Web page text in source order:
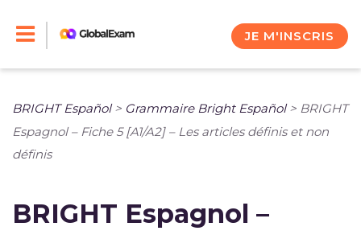
JE M'INSCRIS
BRIGHT Español> Grammaire Bright Español> BRIGHT
Espagnol – Fiche 5 [A1/A2] – Les articles définis et non
définis
BRIGHT Espagnol –